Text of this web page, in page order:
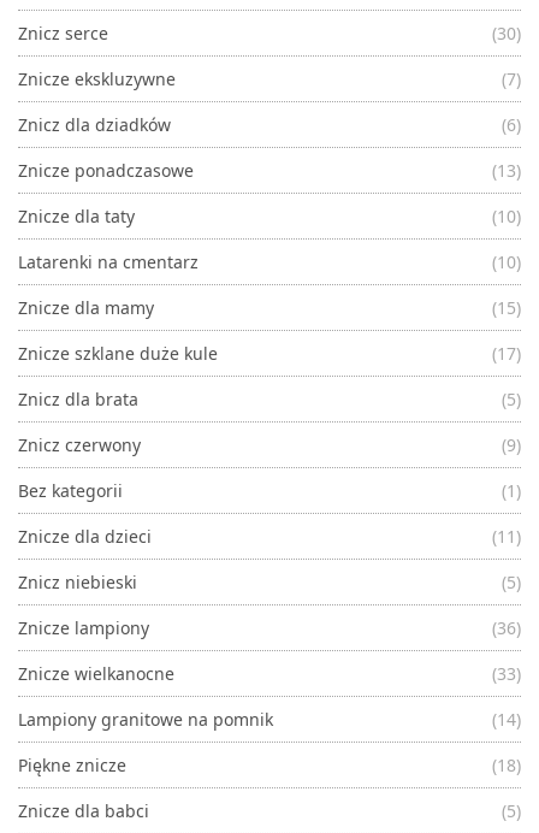
Znicz serce
(30)
Znicze ekskluzywne
(7)
Znicz dla dziadków
(6)
Znicze ponadczasowe
(13)
Znicze dla taty
(10)
Latarenki na cmentarz
(10)
Znicze dla mamy
(15)
Znicze szklane duże kule
(17)
Znicz dla brata
(5)
Znicz czerwony
(9)
Bez kategorii
(1)
Znicze dla dzieci
(11)
Znicz niebieski
(5)
Znicze lampiony
(36)
Znicze wielkanocne
(33)
Lampiony granitowe na pomnik
(14)
Piękne znicze
(18)
Znicze dla babci
(5)